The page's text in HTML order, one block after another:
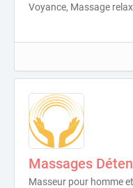
Voyance, Massage
Massages
Masseur pour homme